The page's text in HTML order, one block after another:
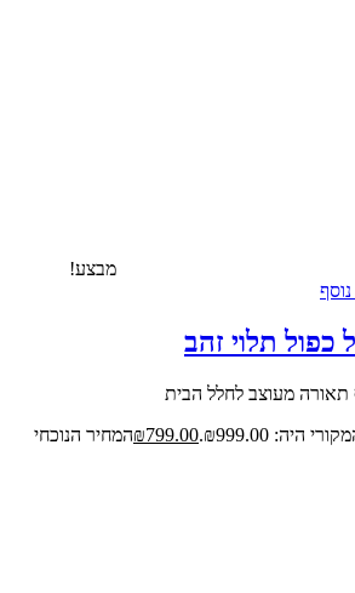
מבצע!
כפול תלוי זהב
היה: ₪999.00. ₪799.00
המחיר הנוכחי